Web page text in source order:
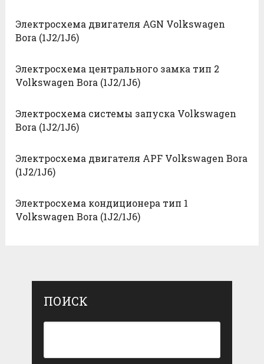
Электросхема двигателя AGN Volkswagen
Bora (1J2/1J6)
Электросхема центрального замка тип 2
Volkswagen Bora (1J2/1J6)
Электросхема системы запуска Volkswagen
Bora (1J2/1J6)
Электросхема двигателя APF Volkswagen Bora
(1J2/1J6)
Электросхема кондиционера тип 1
Volkswagen Bora (1J2/1J6)
ПОИСК